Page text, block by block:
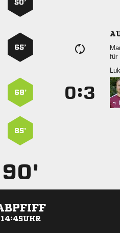
50’
65’
für
68’ :
85’
90'
14:45UHR